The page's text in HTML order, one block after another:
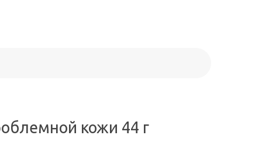
кожи 44 г